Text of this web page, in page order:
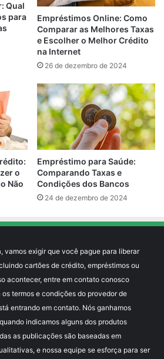
Qual
para
Empréstimos Online: Como
Comparar as Melhores Taxas
e Escolher o Melhor Crédito
na Internet
26 de dezembro de 2024
o
Não
Empréstimo para Saúde:
Comparando Taxas e
Condições dos Bancos
24 de dezembro de 2024
vamos exigir que você pague para liberar
cartões de crédito, empréstimos ou
acontecer, entre em contato conosco
termos e condições do provedor de
entrando em contato. Nós ganhamos
indicamos alguns dos produtos
as publicações são baseadas em
e nossa equipe se esforça para ser